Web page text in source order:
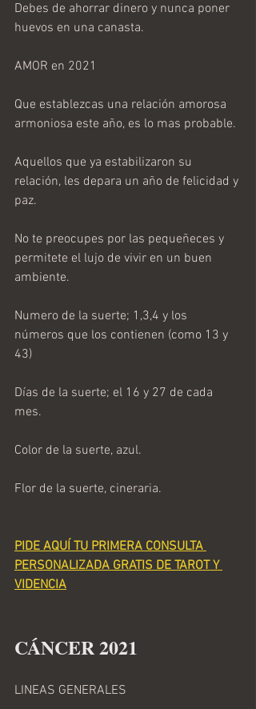
Debes de ahorrar dinero y nunca poner
huevos en una canasta.
AMOR en 2021
Que establezcas una relación amorosa
armoniosa este año, es lo mas probable.
Aquellos que ya estabilizaron su
relación, les depara un año de felicidad y
paz.
No te preocupes por las pequeñeces y
permitete el lujo de vivir en un buen
ambiente.
Numero de la suerte; 1,3,4 y los
números que los contienen (como 13 y
43)
Días de la suerte; el 16 y 27 de cada
mes.
Color de la suerte, azul.
Flor de la suerte, cineraria.
PIDE AQUÍ TU PRIMERA CONSULTA
PERSONALIZADA GRATIS DE TAROT Y
VIDENCIA
CÁNCER 2021
LINEAS GENERALES